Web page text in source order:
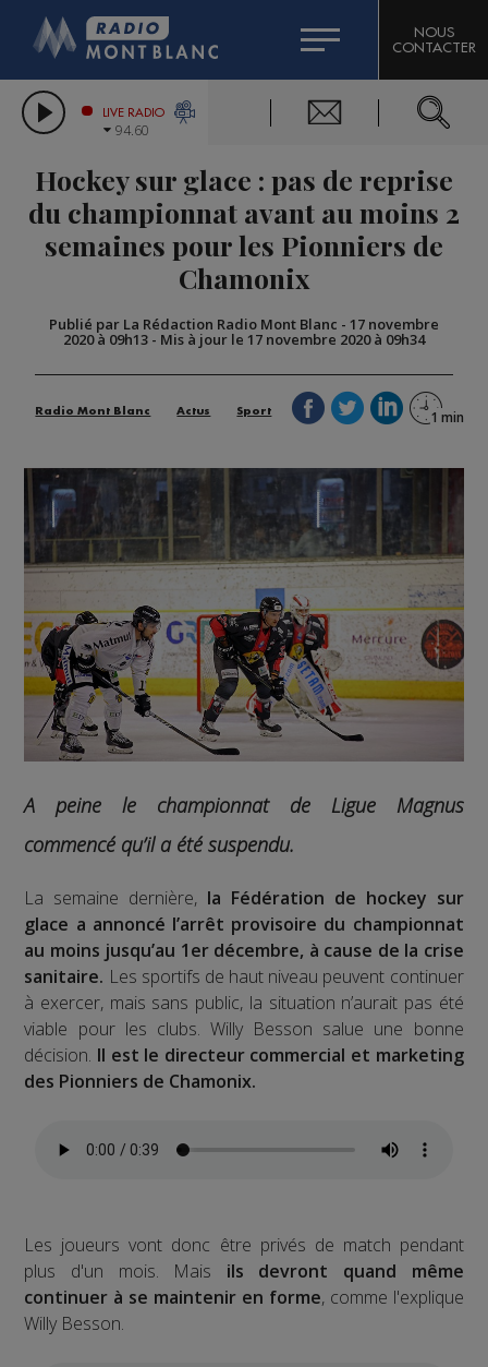
LES CHRONIQUES DE L'EXPERT
CITIZEN MACHINERY
GRAND MASSIF DOMAINES SKIABLES
BIGARD
COMPAGNIE DU MONT-BLANC
NOUS
CONTACTER
LIVE RADIO
94.60
Hockey sur glace : pas de reprise
du championnat avant au moins 2
semaines pour les Pionniers de
Chamonix
Publié par La Rédaction Radio Mont Blanc - 17 novembre
2020 à 09h13 - Mis à jour le 17 novembre 2020 à 09h34
Radio Mont Blanc Actus Sport
A peine le championnat de Ligue Magnus
commencé qu’il a été suspendu.
La semaine dernière, la Fédération de hockey sur
glace a annoncé l’arrêt provisoire du championnat
au moins jusqu’au 1er décembre, à cause de la crise
sanitaire. Les sportifs de haut niveau peuvent continuer
à exercer, mais sans public, la situation n’aurait pas été
viable pour les clubs. Willy Besson salue une bonne
décision. Il est le directeur commercial et marketing
des Pionniers de Chamonix.
Les joueurs vont donc être privés de match pendant
plus d'un mois. Mais ils devront quand même
continuer à se maintenir en forme, comme l'explique
Willy Besson.